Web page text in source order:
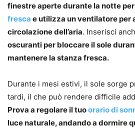
finestre aperte durante la notte
fresca e utilizza un ventilatore per
circolazione dell’aria. Inserisci
oscuranti per bloccare il sole
mantenere la stanza fresca.
Durante i mesi estivi, il sole sorge
tardi, il che può rendere difficile
Prova a regolare il tuoorario di
luce naturale, andando a dormire